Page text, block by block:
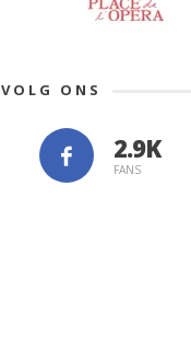
VOLG ONS
FANS